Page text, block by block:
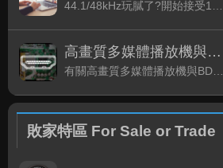
高畫質多媒體播放機與BD討論區
有關高畫質多媒體播放機與BD相關討論區
敗家特區 For Sale or Trade